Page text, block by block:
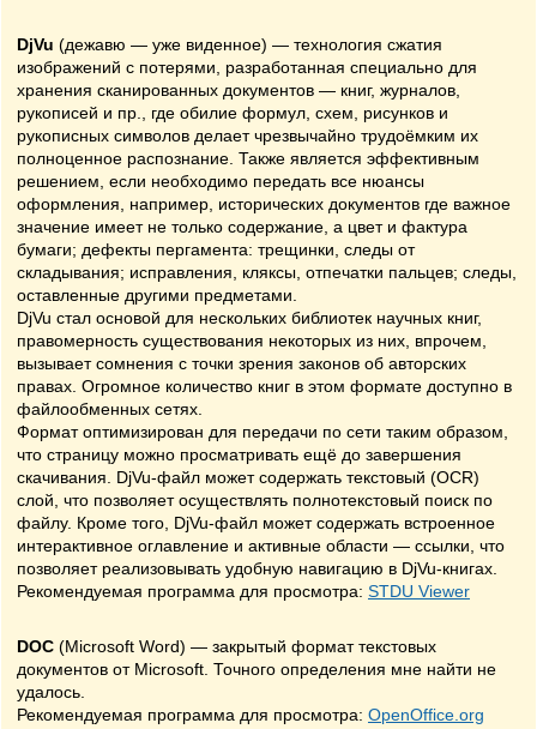
DjVu (дежавю — уже виденное) — технология сжатия
изображений с потерями, разработанная специально для
хранения сканированных документов — книг, журналов,
рукописей и пр., где обилие формул, схем, рисунков и
рукописных символов делает чрезвычайно трудоёмким их
полноценное распознание. Также является эффективным
решением, если необходимо передать все нюансы
оформления, например, исторических документов где важное
значение имеет не только содержание, а цвет и фактура
бумаги; дефекты пергамента: трещинки, следы от
складывания; исправления, кляксы, отпечатки пальцев; следы,
оставленные другими предметами.
DjVu стал основой для нескольких библиотек научных книг,
правомерность существования некоторых из них, впрочем,
вызывает сомнения с точки зрения законов об авторских
правах. Огромное количество книг в этом формате доступно в
файлообменных сетях.
Формат оптимизирован для передачи по сети таким образом,
что страницу можно просматривать ещё до завершения
скачивания. DjVu-файл может содержать текстовый (OCR)
слой, что позволяет осуществлять полнотекстовый поиск по
файлу. Кроме того, DjVu-файл может содержать встроенное
интерактивное оглавление и активные области — ссылки, что
позволяет реализовывать удобную навигацию в DjVu-книгах.
Рекомендуемая программа для просмотра: STDU Viewer
DOC (Microsoft Word) — закрытый формат текстовых
документов от Microsoft. Точного определения мне найти не
удалось.
Рекомендуемая программа для просмотра: OpenOffice.org